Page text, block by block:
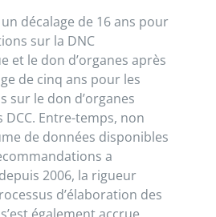
décalage de 16 ans pour
sur la DNC
et le don d’organes après
de cinq ans pour les
sur le don d’organes
Entre-temps, non
de données disponibles
a
2006, la rigueur
d’élaboration des